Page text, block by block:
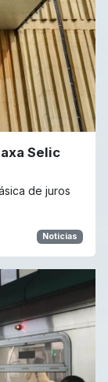
Selic
de juros
Noticias